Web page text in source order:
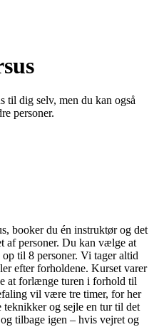
til dig selv, men du kan også
personer.
booker du én instruktør og det
af personer. Du kan vælge at
til 8 personer. Vi tager altid
efter forholdene. Kurset varer
at forlænge turen i forhold til
vil være tre timer, for her
teknikker og sejle en tur til det
tilbage igen – hvis vejret og